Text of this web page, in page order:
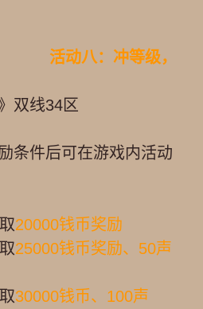
活动八：冲等级，
双线34区
条件后可在游戏内活动
20000钱币奖励
25000钱币奖励、50声
30000钱币、100声